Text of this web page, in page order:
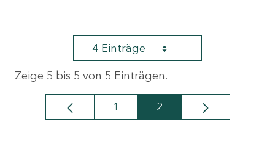
4 Einträge
Zeige 5 bis 5 von 5 Einträgen.
Seite
1 Seite
2